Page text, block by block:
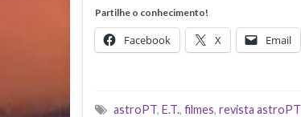
Partilhe o conhecimento!
Facebook X Email
astroPT, E.T., filmes, revista astroPT